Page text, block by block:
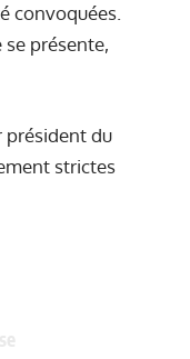
convoquées.
présente,
président du
strictes